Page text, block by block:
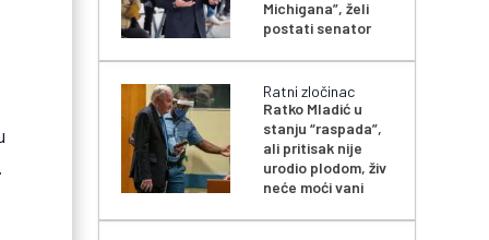
Michigana”, želi
postati senator
Ratni zločinac
Ratko Mladić u
stanju “raspada”,
ali pritisak nije
urodio plodom, živ
neće moći vani